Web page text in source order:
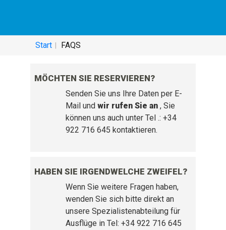
Start FAQS
MÖCHTEN SIE RESERVIEREN?
Senden Sie uns Ihre Daten per E-
Mail undwir rufen Sie an, Sie
können uns auch unter Tel .: +34
922 716 645 kontaktieren.
HABEN SIE IRGENDWELCHE ZWEIFEL?
Wenn Sie weitere Fragen haben,
wenden Sie sich bitte direkt an
unsere Spezialistenabteilung für
Ausflüge in Tel: +34 922 716 645